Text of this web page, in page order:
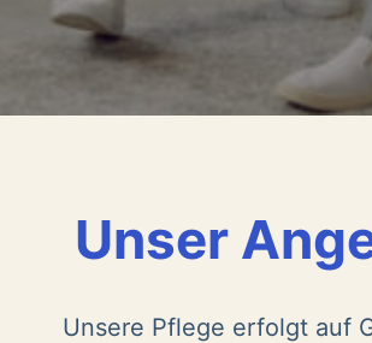
Unser
Unsere Pflege erfolgt auf